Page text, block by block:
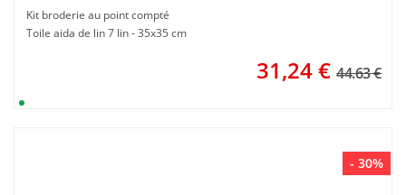
Kit broderie au point compté
Toile aida de lin 7 lin - 35x35 cm
31,24€ 44.63 €
- 30%